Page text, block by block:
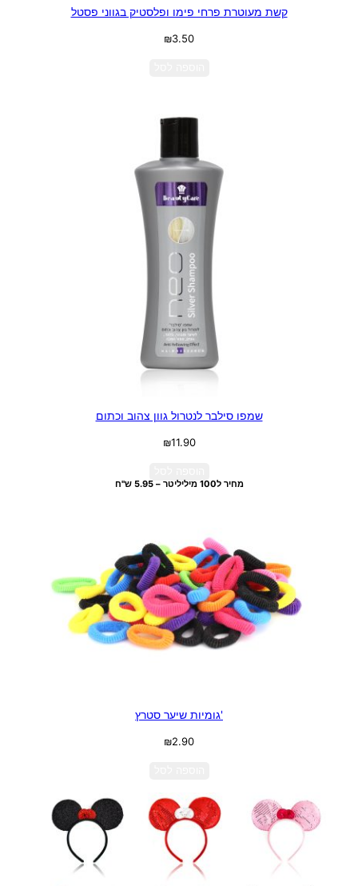
קשת מעוטרת פרחי פימו ופלסטיק בגווני פסטל
₪3.50
שמפו סילבר לנטרול גוון צהוב וכתום
₪11.90
מחיר ל100 מיליליטר – 5.95 ש"ח
'גומיות שיער סטרץ
₪2.90